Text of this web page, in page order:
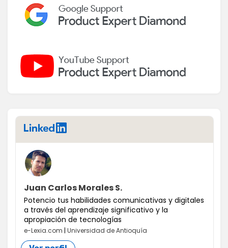
LinkedIn
Juan Carlos Morales S.
Potencio tus habilidades comunicativas y digitales
a través del aprendizaje significativo y la
apropiación de tecnologías
e-Lexia.com | Universidad de Antioquía